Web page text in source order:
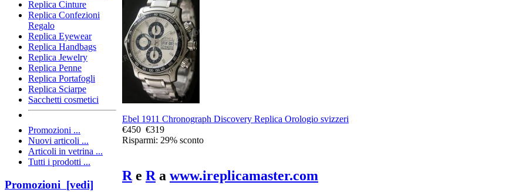
Replica Cinture
Replica Confezioni
Regalo
Replica Eyewear
Replica Handbags
Replica Jewelry
Replica Penne
Replica Portafogli
Replica Sciarpe
Sacchetti cosmetici
Promozioni ...
Nuovi articoli ...
Articoli in vetrina ...
Tutti i prodotti ...
Promozioni [vedi]
Ebel 1911 Chronograph Discovery Replica Orologio svizzeri
€450 €319
Risparmi: 29% sconto
Re Ra www.ireplicamaster.com